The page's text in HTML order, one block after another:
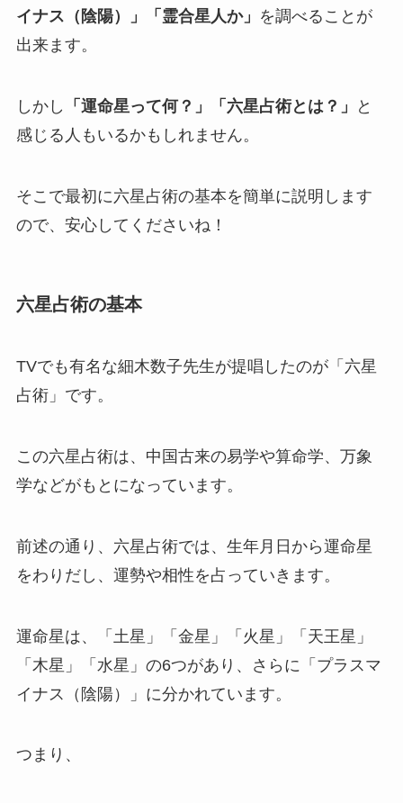
イナス（陰陽）」「霊合星人か」 を調べることが
出来ます。
しかし 「運命星って何？」「六星占術とは？」
と
感じる人もいるかもしれません。
そこで最初に六星占術の基本を簡単に説明します
ので、安心してくださいね！
六星占術の基本
TVでも有名な細木数子先生が提唱したのが「六星
占術」です。
この六星占術は、中国古来の易学や算命学、万象
学などがもとになっています。
前述の通り、六星占術では、生年月日から運命星
をわりだし、運勢や相性を占っていきます。
運命星は、「土星」「金星」「火星」「天王星」
「木星」「水星」の6つがあり、さらに「プラスマ
イナス（陰陽）」に分かれています。
つまり、